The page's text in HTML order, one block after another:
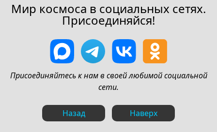
Мир космоса в социальных сетях.
Присоединяйся!
Присоединяйтесь к нам в своей любимой социальной
сети.
Назад Наверх